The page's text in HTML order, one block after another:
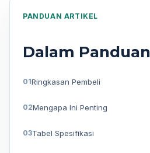
PANDUAN ARTIKEL
Dalam
Ringkasan Pembeli
Mengapa Ini Penting
Tabel Spesifikasi